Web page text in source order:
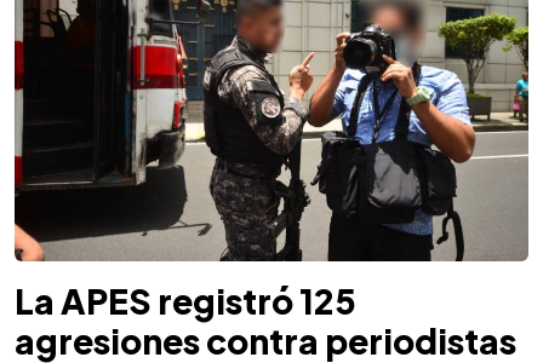
La APES registró 125
agresiones contra periodistas